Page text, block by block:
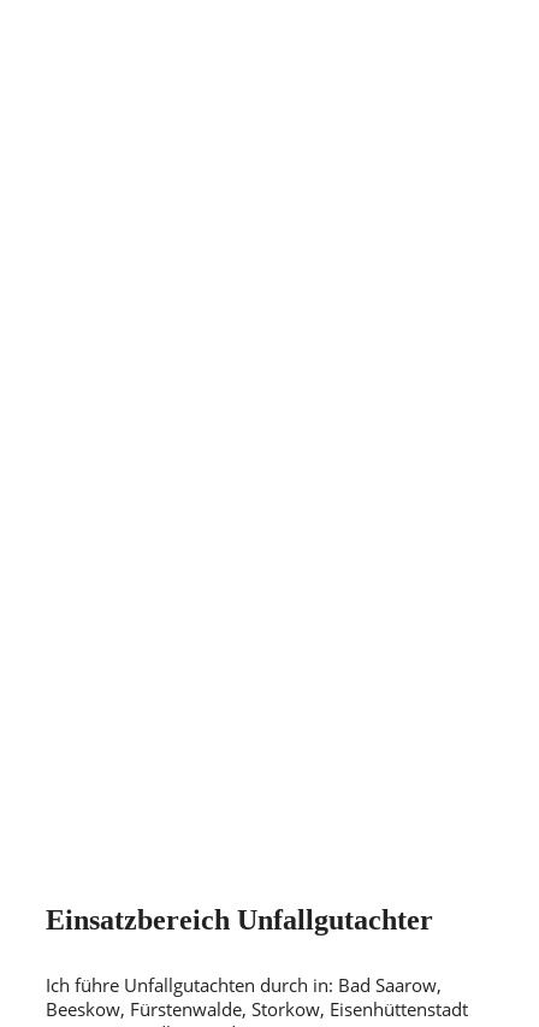
Einsatzbereich Unfallgutachter
Ich führe Unfallgutachten durch in: Bad Saarow,
Beeskow, Fürstenwalde, Storkow, Eisenhüttenstadt